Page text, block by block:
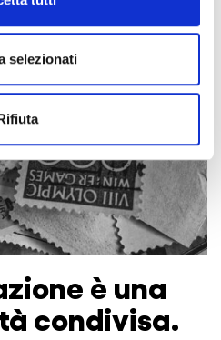
selezionati
è una
condivisa.